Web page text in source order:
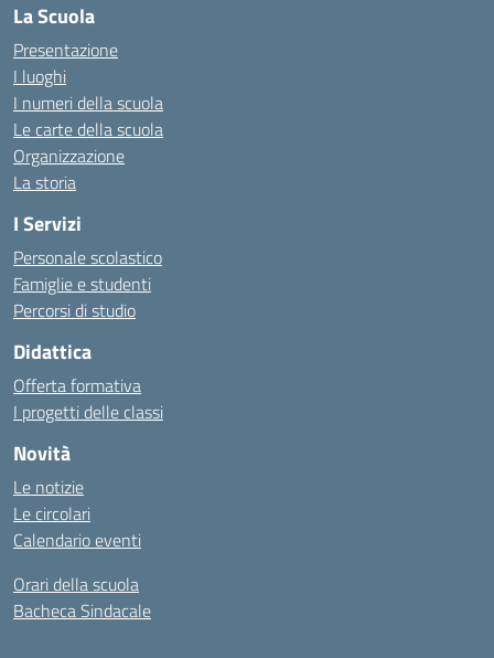
La Scuola
Presentazione
I luoghi
I numeri della scuola
Le carte della scuola
Organizzazione
La storia
I Servizi
Personale scolastico
Famiglie e studenti
Percorsi di studio
Didattica
Offerta formativa
I progetti delle classi
Novità
Le notizie
Le circolari
Calendario eventi
Orari della scuola
Bacheca Sindacale